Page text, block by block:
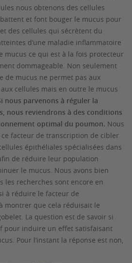
nous obtenons des cellules
et font bouger le mucus pour
des cellules qui sécrètent du
d’une maladie inflammatoire
mucus ce qui est à la fois protecteur
dommageable. Non seulement
de mucus ne permet pas aux
cellules mais en outre le mucus
nous parvenons à réguler la
nous reviendrons à des conditions
optimal du poumon. Nous
ce facteur de transcription de cibler
épithéliales spécialisées dans
de réduire leur population
le mucus. Nous avons bien
les recherches sont encore en
à réduire le facteur de
montrer que cela réduisait le
La question est de savoir si
pour induire un effet satisfaisant
Pour l’instant la réponse est non,